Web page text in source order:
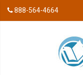
888-564-4664